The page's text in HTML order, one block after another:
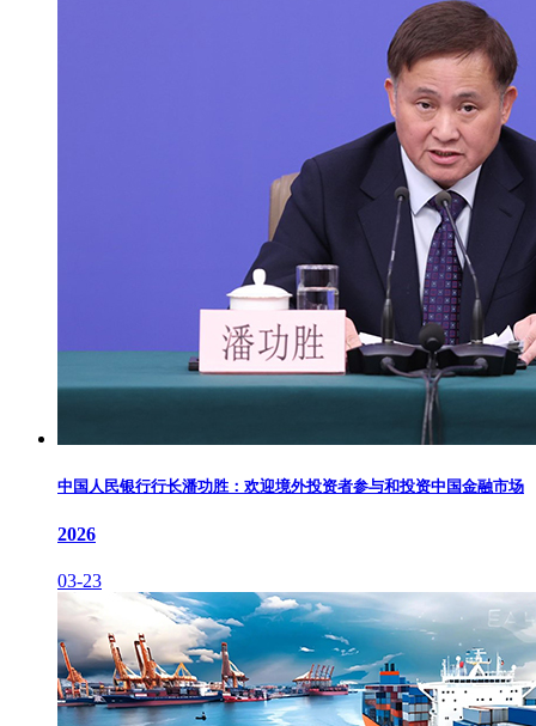
中国人民银行行长潘功胜：欢迎境外投资者参与和投资中国金融市场
2026
03-23